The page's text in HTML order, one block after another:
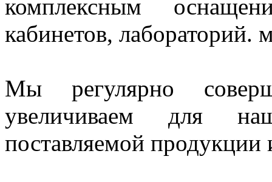
комплексным
кабинетов, лабораторий.
Мы регулярно
увеличиваем для
поставляемой продукции